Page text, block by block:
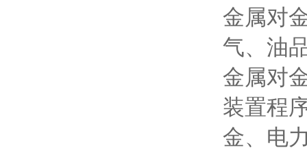
金属对
气、油
金属对
装置程
金、电